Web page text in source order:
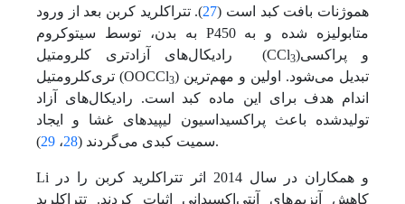
هموژنات بافت کبد است (27). ‌تتراکلرید کربن بعد از ورود
به بدن، توسط سیتوکروم P450 متابولیزه شده و به
رادیکال‌های آزادتری کلرومتیل (CCl3)و پراکسی
تری‌کلرومتیل (OOCCl3) تبدیل‌ می‌شود. اولین و مهم‌ترین
اندام هدف برای این ماده کبد ‌است. رادیکال‌های آزاد
تولید‌شده باعث پراکسیداسیون لیپیدهای غشا و ایجاد
سمیت کبدی‌ می‌گردند (28، 29 ).
Li و همکاران در سال 2014 اثر ‌تتراکلرید کربن را در
کاهش آنزیم‌های آنتی‌اکسیدانی اثبات کردند. ‌تتراکلرید